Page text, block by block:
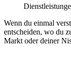
Wenn du einmal
entscheiden, wo du
Markt oder deiner